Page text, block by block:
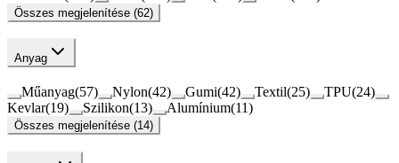
Összes megjelenítése (62)
Anyag
Műanyag(57) Nylon(42) Gumi(42) Textil(25) TPU(24)
Kevlar(19) Szilikon(13) Alumínium(11)
Összes megjelenítése (14)